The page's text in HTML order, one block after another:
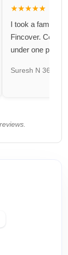
★★★★★
I took a family
Fincover.
under one
Suresh N 367